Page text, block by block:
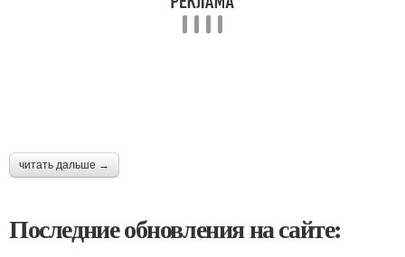
читать дальше →
Последние обновления на сайте: